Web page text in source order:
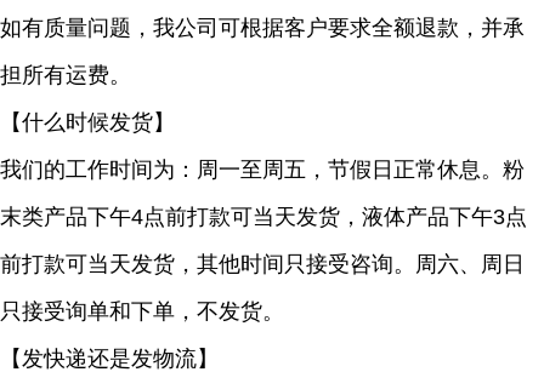
如有质量问题，我公司可根据客户要求全额退款，并承
担所有运费。
【什么时候发货】
我们的工作时间为：周一至周五，节假日正常休息。粉
末类产品下午4点前打款可当天发货，液体产品下午3点
前打款可当天发货，其他时间只接受咨询。周六、周日
只接受询单和下单，不发货。
【发快递还是发物流】